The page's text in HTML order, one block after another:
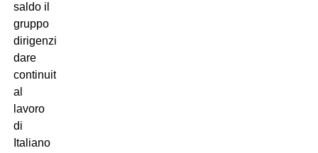
saldo il
gruppo
dirigenziale,
dare
continuità
al
lavoro
di
Italiano